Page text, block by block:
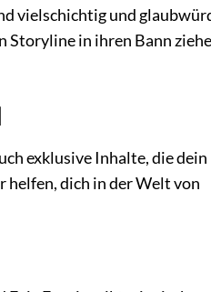
vielschichtig und
Storyline in ihren Bann
exklusive Inhalte, die dein
helfen, dich in der Welt von